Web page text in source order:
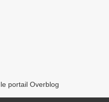
portail Overblog